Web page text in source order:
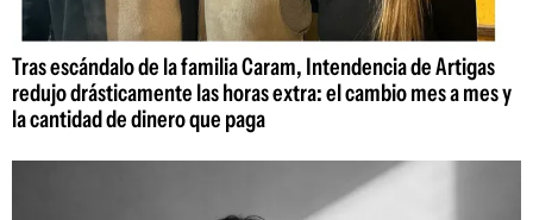
Tras escándalo de la familia Caram, Intendencia de Artigas
redujo drásticamente las horas extra: el cambio mes a mes y
la cantidad de dinero que paga